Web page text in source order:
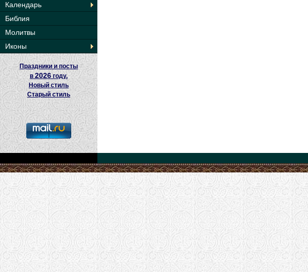
Календарь
Библия
Молитвы
Иконы
Праздники и посты
в 2026 году.
Новый стиль
Старый стиль